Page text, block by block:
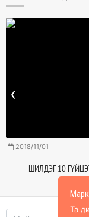
2018/11/01
ШИЛДЭГ 10
‹
Та